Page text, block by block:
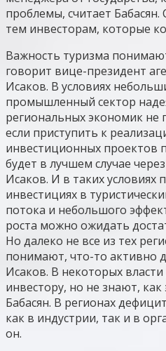
проблемы, считает
тем инвесторам, которые
Важность туризма
говорит вице-президент
Исаков. В условиях
промышленный сектор
региональных экономик не
если приступить к
инвестиционных проектов
будет в лучшем случае
Исаков. И в таких условиях
инвестициях в
потока и небольшого
роста можно ожидать
Но далеко не все из тех
понимают, что-то активно
Исаков. В некоторых
инвестору, но не знают, как
Бабасян. В регионах
как в индустрии, так и в
он.